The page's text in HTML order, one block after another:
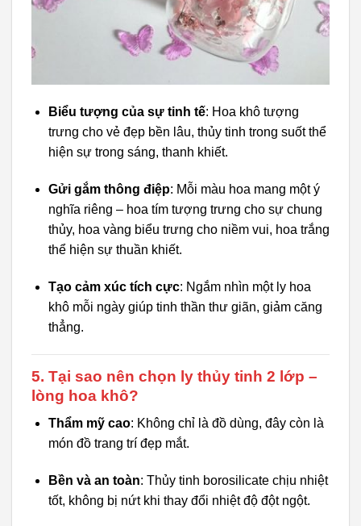
Biểu tượng của sự tinh tế: Hoa khô tượng
trưng cho vẻ đẹp bền lâu, thủy tinh trong suốt thể
hiện sự trong sáng, thanh khiết.
Gửi gắm thông điệp: Mỗi màu hoa mang một ý
nghĩa riêng – hoa tím tượng trưng cho sự chung
thủy, hoa vàng biểu trưng cho niềm vui, hoa trắng
thể hiện sự thuần khiết.
Tạo cảm xúc tích cực: Ngắm nhìn một ly hoa
khô mỗi ngày giúp tinh thần thư giãn, giảm căng
thẳng.
5. Tại sao nên chọn ly thủy tinh 2 lớp –
lòng hoa khô?
Thẩm mỹ cao: Không chỉ là đồ dùng, đây còn là
món đồ trang trí đẹp mắt.
Bền và an toàn: Thủy tinh borosilicate chịu nhiệt
tốt, không bị nứt khi thay đổi nhiệt độ đột ngột.